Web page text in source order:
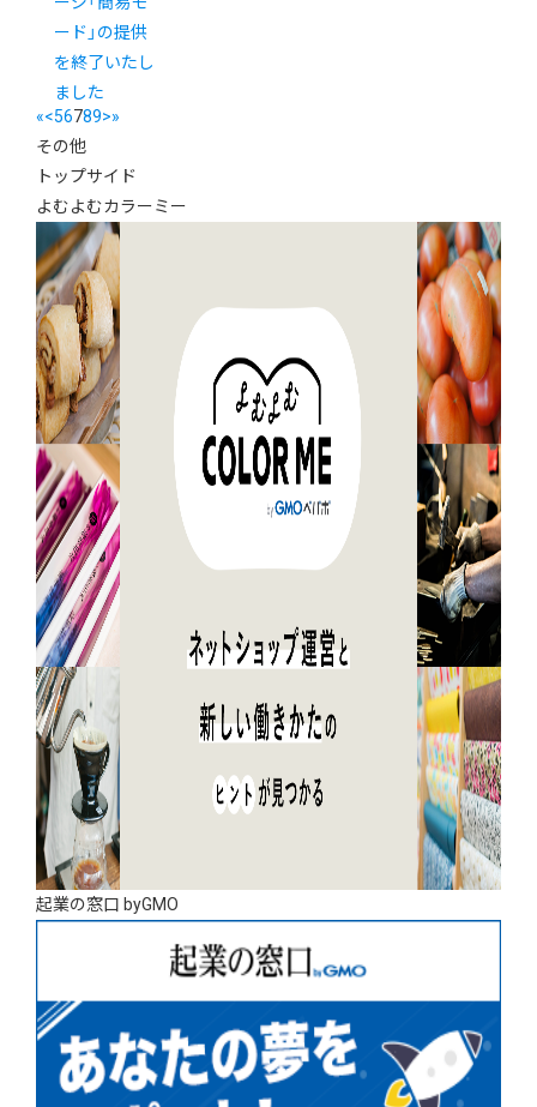
ード」の提供
を終了いたし
ました
«<56789>»
その他
トップサイド
よむよむカラーミー
起業の窓口 byGMO